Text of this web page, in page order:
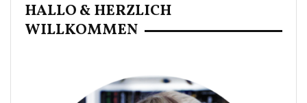
HALLO & HERZLICH
WILLKOMMEN